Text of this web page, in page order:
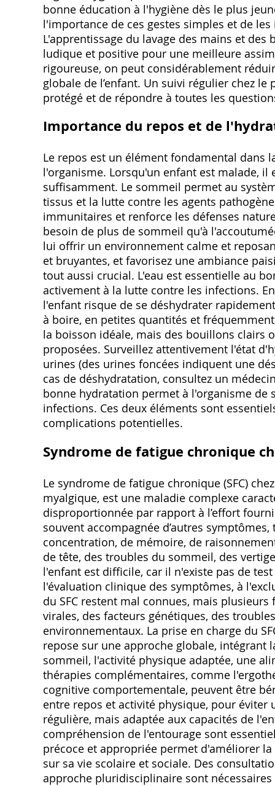
bonne éducation à l'hygiène dès le plus
l'importance de ces gestes simples et de
L'apprentissage du lavage des mains et
ludique et positive pour une meilleure
rigoureuse, on peut considérablement
globale de l’enfant. Un suivi régulier chez
protégé et de répondre à toutes les
Importance du repos et de
Le repos est un élément fondamental dans
l'organisme. Lorsqu'un enfant est malade,
suffisamment. Le sommeil permet au
tissus et la lutte contre les agents
immunitaires et renforce les défenses
besoin de plus de sommeil qu'à
lui offrir un environnement calme et
et bruyantes, et favorisez une ambiance
tout aussi crucial. L'eau est essentielle au
activement à la lutte contre les infections.
l'enfant risque de se déshydrater
à boire, en petites quantités et
la boisson idéale, mais des bouillons clairs
proposées. Surveillez attentivement l'état
urines (des urines foncées indiquent une
cas de déshydratation, consultez un
bonne hydratation permet à l'organisme
infections. Ces deux éléments sont
complications potentielles.
Syndrome de fatigue chronique
Le syndrome de fatigue chronique (SFC)
myalgique, est une maladie complexe
disproportionnée par rapport à l’effort
souvent accompagnée d’autres
concentration, de mémoire, de
de tête, des troubles du sommeil, des
l'enfant est difficile, car il n'existe pas de
l'évaluation clinique des symptômes, à
du SFC restent mal connues, mais
virales, des facteurs génétiques, des
environnementaux. La prise en charge du
repose sur une approche globale,
sommeil, l'activité physique adaptée, une
thérapies complémentaires, comme
cognitive comportementale, peuvent être
entre repos et activité physique, pour éviter
régulière, mais adaptée aux capacités de
compréhension de l'entourage sont
précoce et appropriée permet d'améliorer
sur sa vie scolaire et sociale. Des
approche pluridisciplinaire sont